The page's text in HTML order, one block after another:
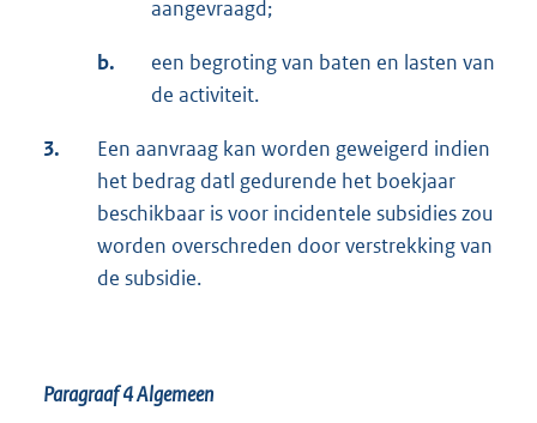
aangevraagd;
b.
een begroting van baten en lasten van
de activiteit.
3.
Een aanvraag kan worden geweigerd indien
het bedrag datl gedurende het boekjaar
beschikbaar is voor incidentele subsidies zou
worden overschreden door verstrekking van
de subsidie.
Paragraaf 4Algemeen